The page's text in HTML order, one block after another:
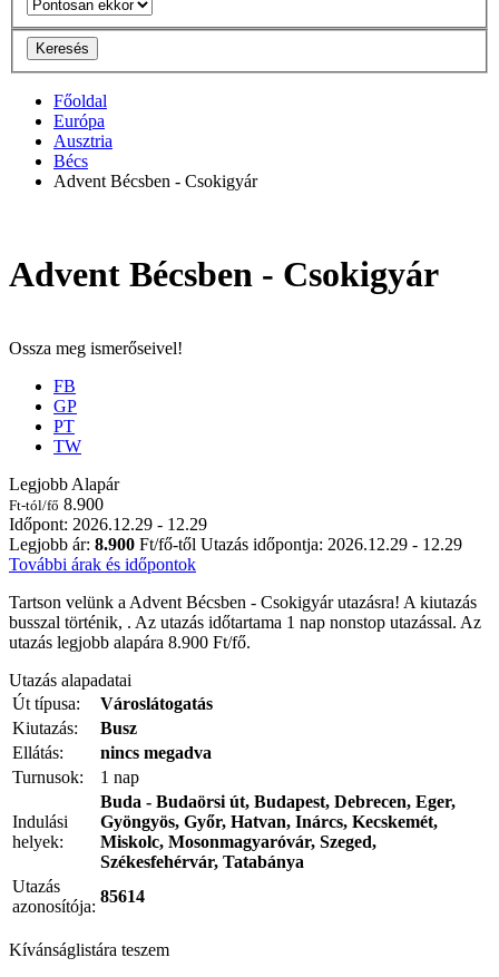
Keresés
Főoldal
Európa
Ausztria
Bécs
Advent Bécsben - Csokigyár
Advent Bécsben - Csokigyár
Ossza meg ismerőseivel!
FB
GP
PT
TW
Legjobb Alapár
Ft-tól/fő 8.900
Időpont: 2026.12.29 - 12.29
Legjobb ár: 8.900 Ft/fő-től Utazás időpontja: 2026.12.29 - 12.29
További árak és időpontok
Tartson velünk a Advent Bécsben - Csokigyár utazásra! A kiutazás
busszal történik, . Az utazás időtartama 1 nap nonstop utazással. Az
utazás legjobb alapára 8.900 Ft/fő.
Utazás alapadatai
Út típusa:
Városlátogatás
Kiutazás:
Busz
Ellátás:
nincs megadva
Turnusok:
1 nap
Indulási
helyek:
Buda - Budaörsi út, Budapest, Debrecen, Eger,
Gyöngyös, Győr, Hatvan, Inárcs, Kecskemét,
Miskolc, Mosonmagyaróvár, Szeged,
Székesfehérvár, Tatabánya
Utazás
azonosítója:
85614
Kívánságlistára teszem